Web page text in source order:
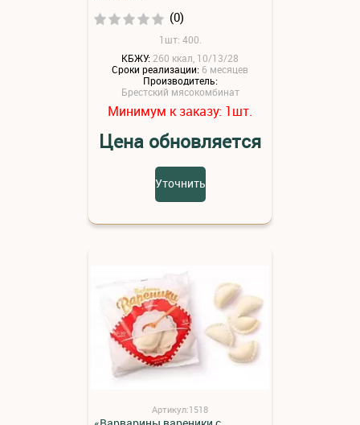
(0)
1шт: 400.
КБЖУ: 260 ккал, 10/13/28
Сроки реализации: 6 месяцев
Производитель:
Брестский мясокомбинат
Минимум к заказу: 1шт.
Цена обновляется
Уточнить
Артикул:1518